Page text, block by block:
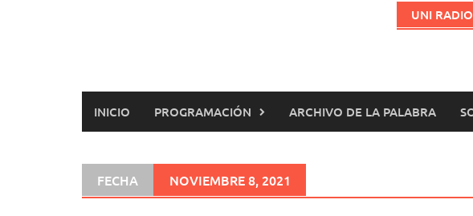
UNI
INICIO PROGRAMACIÓN ARCHIVO DE LA PALABRA
FECHA NOVIEMBRE 8, 2021